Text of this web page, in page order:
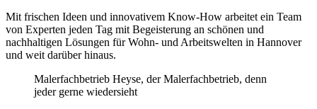
Mit frischen Ideen und innovativem Know-How arbeitet ein Team
von Experten jeden Tag mit Begeisterung an schönen und
nachhaltigen Lösungen für Wohn- und Arbeitswelten in Hannover
und weit darüber hinaus.
Malerfachbetrieb Heyse, der Malerfachbetrieb, denn
jeder gerne wiedersieht